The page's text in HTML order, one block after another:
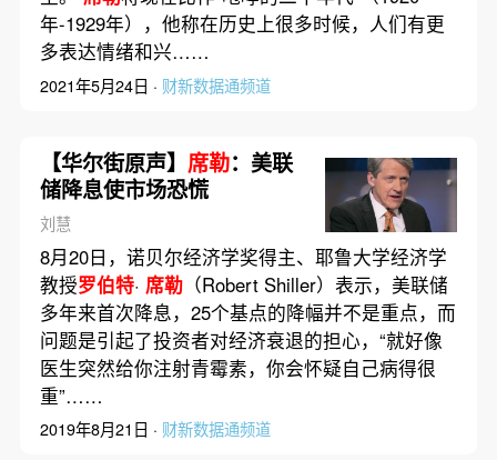
年-1929年），他称在历史上很多时候，人们有更
多表达情绪和兴……
2021年5月24日 · 财新数据通频道
【华尔街原声】 席勒：美联
储降息使市场恐慌
刘慧
8月20日，诺贝尔经济学奖得主、耶鲁大学经济学
教授罗伯特· 席勒（Robert Shiller）表示，美联储
多年来首次降息，25个基点的降幅并不是重点，而
问题是引起了投资者对经济衰退的担心，“就好像
医生突然给你注射青霉素，你会怀疑自己病得很
重”……
2019年8月21日 · 财新数据通频道